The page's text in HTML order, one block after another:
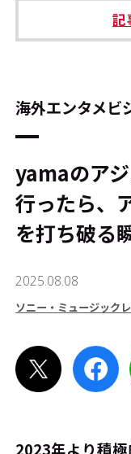
本サイトご記
海外エンタメビ
yamaのア
行ったら、
を打ち破る
2025.08.08
ソニー・ミュージック
2023年より積